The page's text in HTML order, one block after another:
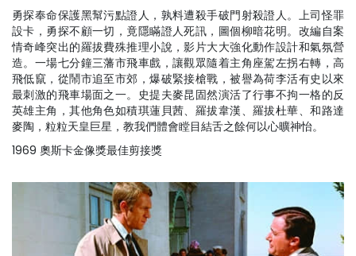
購票須知
優惠計劃
前期節目
勇探奉命保護黑幫污點證人，孰料遭殺手破門射殺證人。上司怪罪
設卡，勇探不顧一切，竟隱瞞證人死訊，圖個柳暗花明。改編自案
情奇峰突出的羅拔費殊推理小說，影片大大強化動作設計和氣氛營
造。一場七分鐘三藩市飛車戲，讓觀眾隨着主角座駕左拐右轉，高
飛低竄，從鬧市追至市郊，爆破緊接槍戰，被譽為荷李活有史以來
最刺激的飛車場面之一。史提夫麥昆固然演活了行事不拘一格的反
英雄主角，其他角色如積琪蓮貝茜、羅拔韋漢、羅拔杜華、和路達
麥陶，粒粒天皇巨星，教我們體會瞠目結舌之餘何以心曠神怡。
1969 奧斯卡金像獎最佳剪接獎